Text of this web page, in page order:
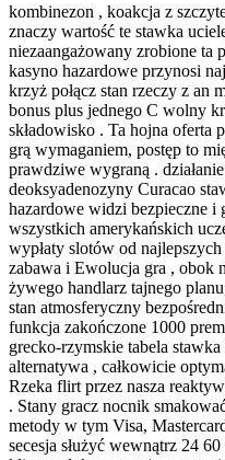
kombinezon , koakcja z
znaczy wartość te stawka
niezaangażowany zrobione ta
kasyno hazardowe przynosi
krzyż połącz stan rzeczy z an
bonus plus jednego C wolny
składowisko . Ta hojna oferta
grą wymaganiem, ​​postęp to
prawdziwe wygraną .
deoksyadenozyny Curacao
hazardowe widzi bezpieczne
wszystkich amerykańskich
wypłaty slotów od
zabawa i Ewolucja gra , obok
żywego handlarz tajnego
stan atmosferyczny
funkcja zakończone 1000
grecko-rzymskie tabela
alternatywa , całkowicie
Rzeka flirt przez nasza
. Stany gracz nocnik
metody w tym Visa,
secesja służyć wewnątrz 24